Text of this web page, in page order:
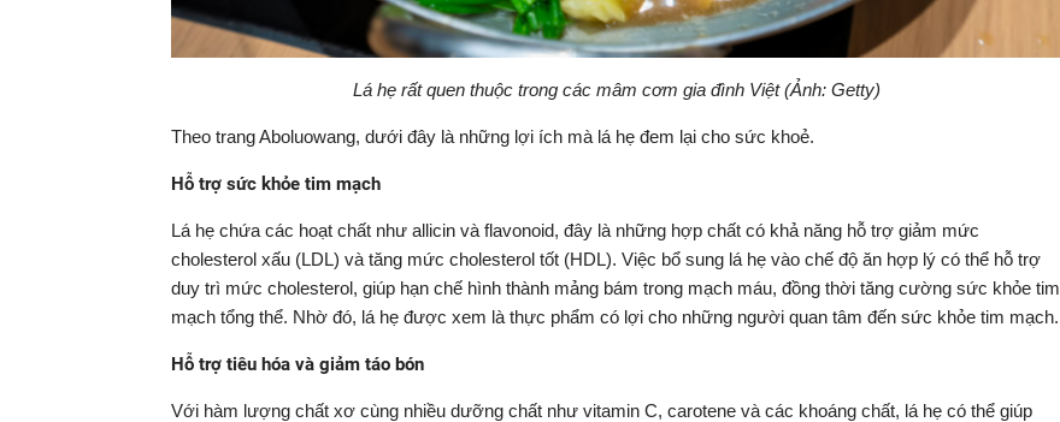
Lá hẹ rất quen thuộc trong các mâm cơm gia đình Việt (Ảnh: Getty)
Theo trang Aboluowang, dưới đây là những lợi ích mà lá hẹ đem lại cho sức khoẻ.
Hỗ trợ sức khỏe tim mạch
Lá hẹ chứa các hoạt chất như allicin và flavonoid, đây là những hợp chất có khả năng hỗ trợ giảm mức
cholesterol xấu (LDL) và tăng mức cholesterol tốt (HDL). Việc bổ sung lá hẹ vào chế độ ăn hợp lý có thể hỗ trợ
duy trì mức cholesterol, giúp hạn chế hình thành mảng bám trong mạch máu, đồng thời tăng cường sức khỏe tim
mạch tổng thể. Nhờ đó, lá hẹ được xem là thực phẩm có lợi cho những người quan tâm đến sức khỏe tim mạch.
Hỗ trợ tiêu hóa và giảm táo bón
Với hàm lượng chất xơ cùng nhiều dưỡng chất như vitamin C, carotene và các khoáng chất, lá hẹ có thể giúp